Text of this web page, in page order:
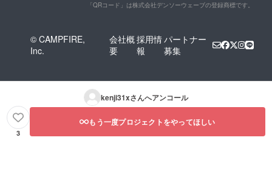
「QRコード」は株式会社デンソーウェーブの登録商標です。
© CAMPFIRE,
Inc.
会社概
要
採用情
報
パートナー
募集
kenji31xさんへアンコール
3
もう一度プロジェクトをやってほしい